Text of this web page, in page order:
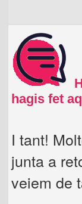
hagis fet
I tant!
junta a
veiem de